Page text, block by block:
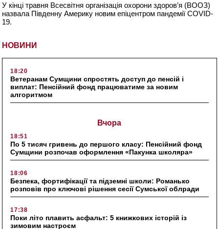
НОВИНИ
18:20
Ветеранам Сумщини спростять доступ до пенсій і
виплат: Пенсійний фонд працюватиме за новим
алгоритмом
Вчора
18:51
По 5 тисяч гривень до першого класу: Пенсійний фонд
Сумщини розпочав оформлення «Пакунка школяра»
18:06
Безпека, фортифікації та підземні школи: Романько
розповів про ключові рішення сесії Сумської облради
17:38
Поки літо плавить асфальт: 5 книжкових історій із
зимовим настроєм
У кінці травня Всесвітня організація охорони здоров’я (ВООЗ)
назвала Південну Америку новим епіцентром пандемії COVID-
19.